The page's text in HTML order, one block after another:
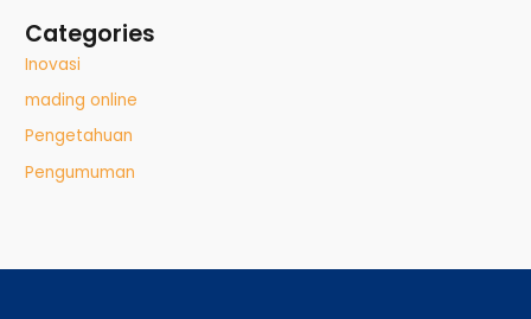
Categories
Inovasi
mading online
Pengetahuan
Pengumuman